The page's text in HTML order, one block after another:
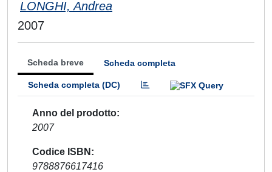
LONGHI, Andrea
2007
Scheda breve Scheda completa
Scheda completa (DC)
Anno del prodotto
2007
Codice ISBN
9788876617416